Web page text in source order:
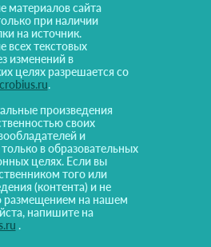
материалов сайта
при наличии
на источник.
всех текстовых
изменений в
целях разрешается со
.
произведения
своих
и
в образовательных
целях. Если вы
того или
(контента) и не
размещением на нашем
напишите на
.